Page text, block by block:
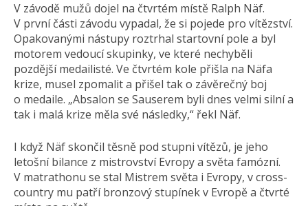
V závodě mužů dojel na čtvrtém místě Ralph Näf.
V první části závodu vypadal, že si pojede pro vítězství.
Opakovanými nástupy roztrhal startovní pole a byl
motorem vedoucí skupinky, ve které nechyběli
pozdější medailisté. Ve čtvrtém kole přišla na Näfa
krize, musel zpomalit a přišel tak o závěrečný boj
o medaile. „Absalon se Sauserem byli dnes velmi silní a
tak i malá krize měla své následky,“ řekl Näf.
I když Näf skončil těsně pod stupni vítězů, je jeho
letošní bilance z mistrovství Evropy a světa famózní.
V matrathonu se stal Mistrem světa i Evropy, v cross-
country mu patří bronzový stupínek v Evropě a čtvrté